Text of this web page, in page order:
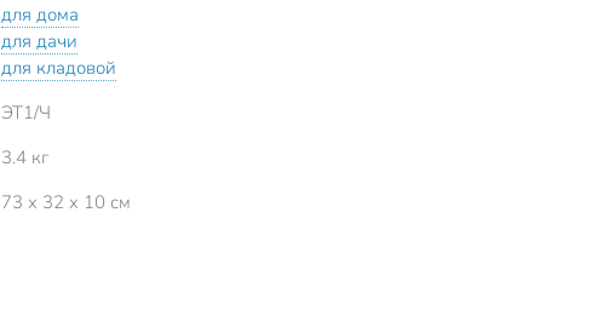
для дома
для дачи
для кладовой
ЭТ1/Ч
3.4 кг
73 x 32 x 10 см